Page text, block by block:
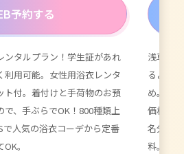
予約する
ンタルプラン！学生証があれ
利用可能。女性用浴衣レンタ
ト付。着付けと手荷物のお預
で、手ぶらでOK！800種類上
で人気の浴衣コーデから定番
。
浅草浴
るより
め。数
価格。
名分の
料。か